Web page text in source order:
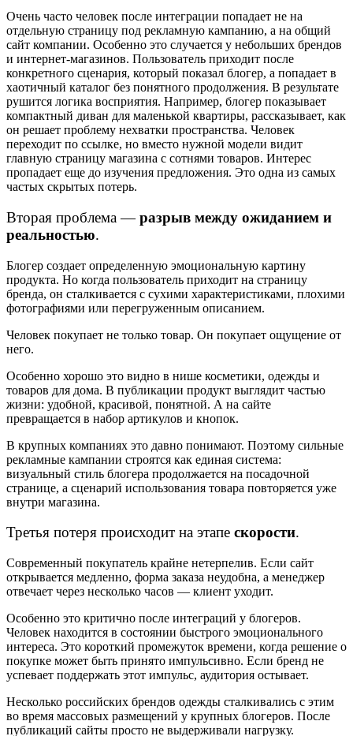
Очень часто человек после интеграции попадает не на
отдельную страницу под рекламную кампанию, а на общий
сайт компании. Особенно это случается у небольших брендов
и интернет-магазинов. Пользователь приходит после
конкретного сценария, который показал блогер, а попадает в
хаотичный каталог без понятного продолжения. В результате
рушится логика восприятия. Например, блогер показывает
компактный диван для маленькой квартиры, рассказывает, как
он решает проблему нехватки пространства. Человек
переходит по ссылке, но вместо нужной модели видит
главную страницу магазина с сотнями товаров. Интерес
пропадает еще до изучения предложения. Это одна из самых
частых скрытых потерь.
Вторая проблема —разрыв между ожиданием и
реальностью.
Блогер создает определенную эмоциональную картину
продукта. Но когда пользователь приходит на страницу
бренда, он сталкивается с сухими характеристиками, плохими
фотографиями или перегруженным описанием.
Человек покупает не только товар. Он покупает ощущение от
него.
Особенно хорошо это видно в нише косметики, одежды и
товаров для дома. В публикации продукт выглядит частью
жизни: удобной, красивой, понятной. А на сайте
превращается в набор артикулов и кнопок.
В крупных компаниях это давно понимают. Поэтому сильные
рекламные кампании строятся как единая система:
визуальный стиль блогера продолжается на посадочной
странице, а сценарий использования товара повторяется уже
внутри магазина.
Третья потеря происходит на этапе скорости.
Современный покупатель крайне нетерпелив. Если сайт
открывается медленно, форма заказа неудобна, а менеджер
отвечает через несколько часов — клиент уходит.
Особенно это критично после интеграций у блогеров.
Человек находится в состоянии быстрого эмоционального
интереса. Это короткий промежуток времени, когда решение о
покупке может быть принято импульсивно. Если бренд не
успевает поддержать этот импульс, аудитория остывает.
Несколько российских брендов одежды сталкивались с этим
во время массовых размещений у крупных блогеров. После
публикаций сайты просто не выдерживали нагрузку.